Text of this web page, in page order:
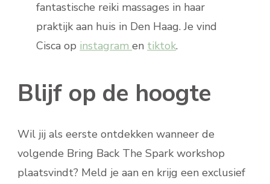
fantastische reiki massages in haar
praktijk aan huis in Den Haag. Je vind
Cisca op instagramen tiktok.
Blijf op de hoogte
Wil jij als eerste ontdekken wanneer de
volgende Bring Back The Spark workshop
plaatsvindt? Meld je aan en krijg een exclusief